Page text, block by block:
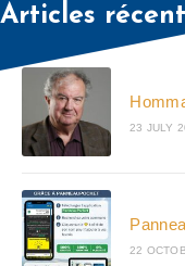
Articles
23 JULY
22